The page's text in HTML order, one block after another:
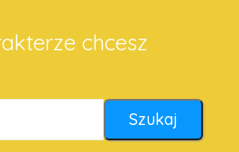
chcesz